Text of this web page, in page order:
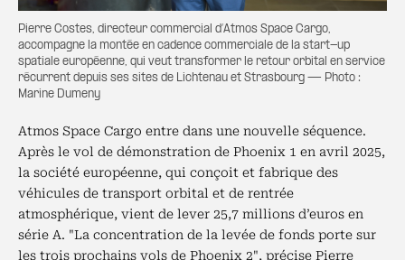
Pierre Costes, directeur commercial d’Atmos Space Cargo,
accompagne la montée en cadence commerciale de la start-up
spatiale européenne, qui veut transformer le retour orbital en service
récurrent depuis ses sites de Lichtenau et Strasbourg — Photo :
Marine Dumeny
Atmos Space Cargo entre dans une nouvelle séquence.
Après le vol de démonstration de Phoenix 1 en avril 2025,
la société européenne, qui conçoit et fabrique des
véhicules de transport orbital et de rentrée
atmosphérique, vient de lever 25,7 millions d’euros en
série A. "La concentration de la levée de fonds porte sur
les trois prochains vols de Phoenix 2", précise Pierre